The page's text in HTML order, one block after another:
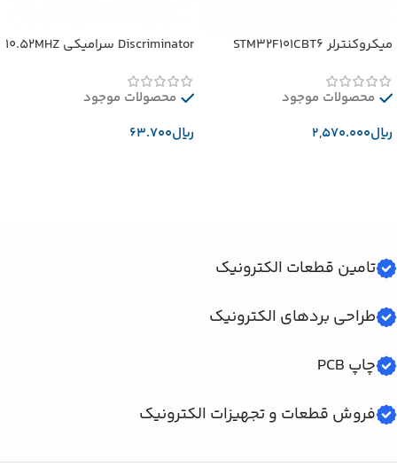
میکروکنترلر STM32F101CBT6
محصولات موجود
﷼
Discriminator سرامیکی 10.52MHZ
محصولات موجود
﷼
تامین قطعات الکترونیک
طراحی بردهای الکترونیک
چاپ PCB
فروش قطعات و تجهیزات الکترونیک